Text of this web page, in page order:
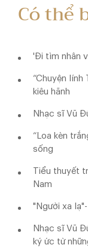
Có thể
'Đi tìm nhân
“Chuyện lính
kiêu hãnh
Nhạc sĩ Vũ
“Loa kèn
sống
Tiểu thuyết
Nam
"Người xa
Nhạc sĩ Vũ
ký ức từ